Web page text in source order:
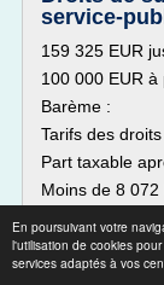
En poursuivant votre
l'utilisation de cookies
services adaptés à vos
service-
159 325 EUR
100 000 EUR à
Barème :
Tarifs des
Part taxable
Moins de 8 072
Entre 8 072
10 %